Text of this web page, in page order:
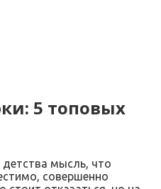
5 топовых
детства мысль, что
совершенно